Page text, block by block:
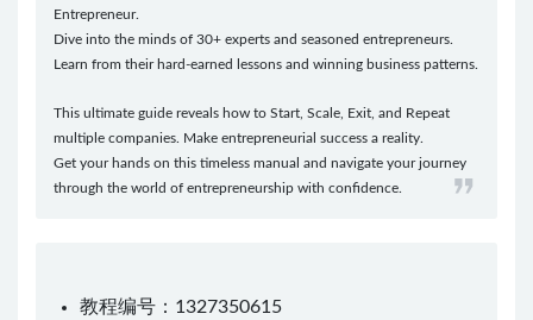
Entrepreneur.
Dive into the minds of 30+ experts and seasoned entrepreneurs.
Learn from their hard-earned lessons and winning business patterns.
This ultimate guide reveals how to Start, Scale, Exit, and Repeat
multiple companies. Make entrepreneurial success a reality.
Get your hands on this timeless manual and navigate your journey
through the world of entrepreneurship with confidence.
教程编号：1327350615